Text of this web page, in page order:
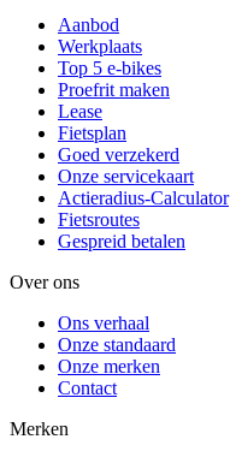
Aanbod
Werkplaats
Top 5 e-bikes
Proefrit maken
Lease
Fietsplan
Goed verzekerd
Onze servicekaart
Actieradius-Calculator
Fietsroutes
Gespreid betalen
Over ons
Ons verhaal
Onze standaard
Onze merken
Contact
Merken